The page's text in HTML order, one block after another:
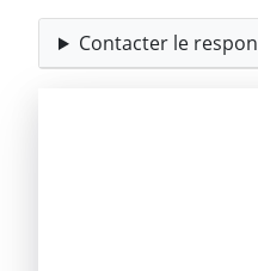
Contacter le